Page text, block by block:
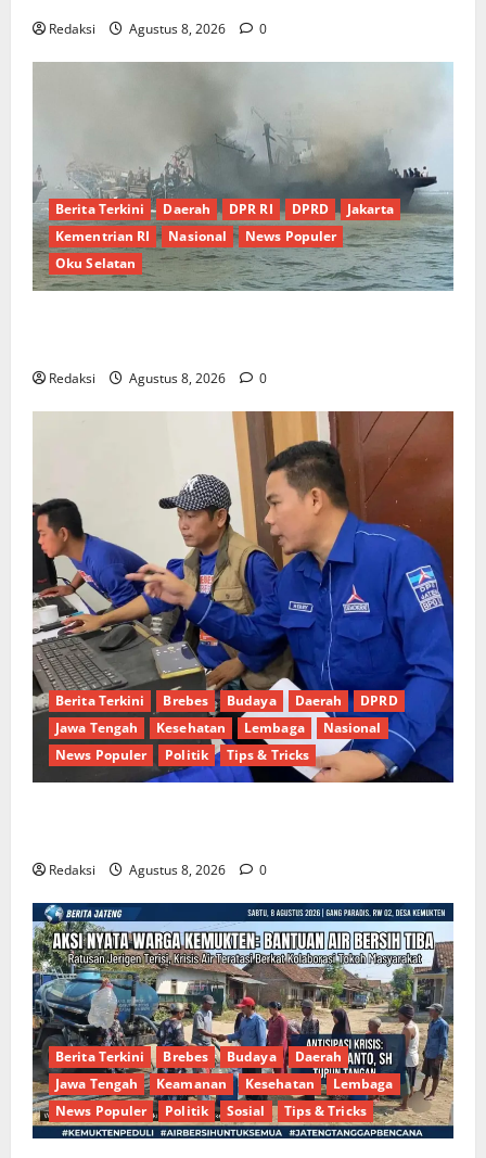
Redaksi Agustus 8, 2026 0
Berita Terkini Daerah DPR RI DPRD
Jakarta
Kementrian RI
Nasional
News Populer
Oku Selatan
Redaksi Agustus 8, 2026 0
Berita Terkini Brebes Budaya Daerah
DPRD
Jawa Tengah
Kesehatan Lembaga
Nasional
News Populer
Politik Tips & Tricks
Redaksi Agustus 8, 2026 0
Berita Terkini Brebes Budaya
Daerah
Jawa Tengah
Keamanan Kesehatan
Lembaga
News Populer
Politik Sosial Tips & Tricks